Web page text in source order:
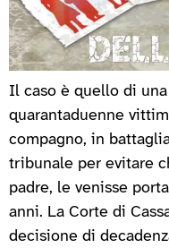
Il caso è quello di
quarantaduenne
compagno, in
tribunale per evitare
padre, le venisse
anni. La Corte di
decisione di